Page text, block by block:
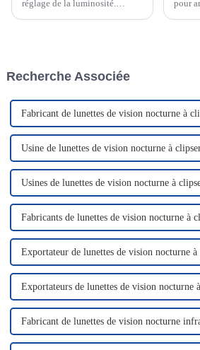
réglage de la luminosité.
pour
Recherche Associée
Fabricant de lunettes de vision nocturne à
Usine de lunettes de vision nocturne à
Usines de lunettes de vision nocturne à
Fabricants de lunettes de vision nocturne à
Exportateur de lunettes de vision nocturne à
Exportateurs de lunettes de vision nocturne
Fabricant de lunettes de vision nocturne